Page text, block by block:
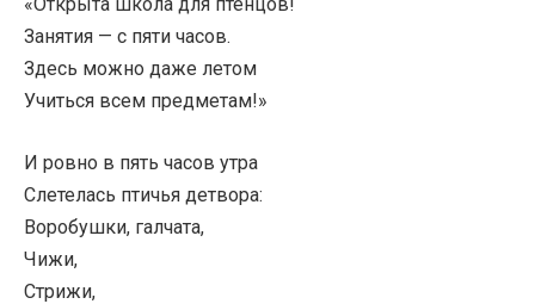
Занятия — с пяти часов.
Здесь можно даже летом
Учиться всем предметам!»
И ровно в пять часов утра
Слетелась птичья детвора:
Воробушки, галчата,
Чижи,
Стрижи,